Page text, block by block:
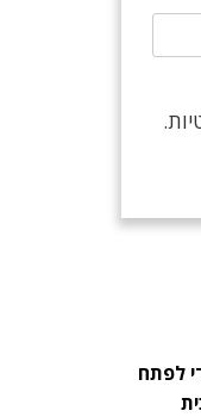
לפתח